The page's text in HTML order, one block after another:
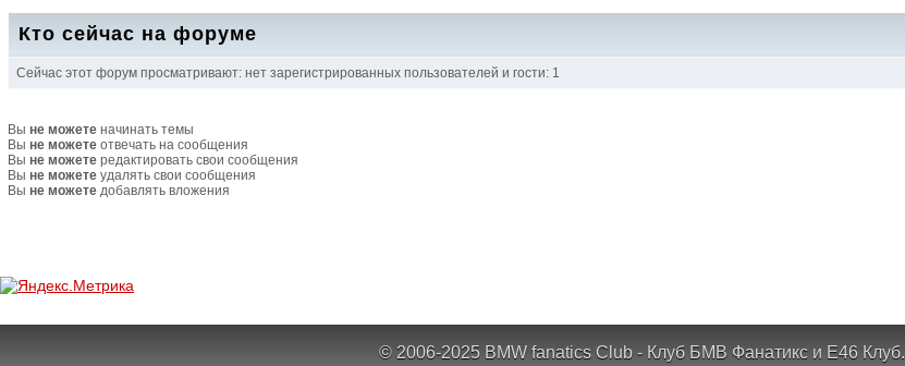
Кто сейчас на форуме
Сейчас этот форум просматривают: нет зарегистрированных пользователей и гости: 1
Вы не можете начинать темы
Вы не можете отвечать на сообщения
Вы не можете редактировать свои сообщения
Вы не можете удалять свои сообщения
Вы не можете добавлять вложения
© 2006-2025 BMW fanatics Club - Клуб БМВ Фанатикс и Е46 Клуб.